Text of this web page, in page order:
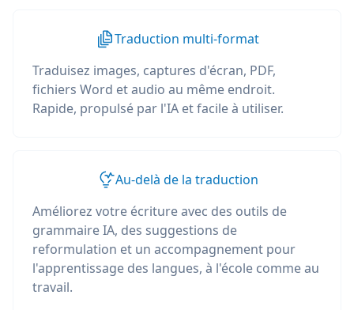
Traduction multi-format
Traduisez images, captures d'écran, PDF,
fichiers Word et audio au même endroit.
Rapide, propulsé par l'IA et facile à utiliser.
Au-delà de la traduction
Améliorez votre écriture avec des outils de
grammaire IA, des suggestions de
reformulation et un accompagnement pour
l'apprentissage des langues, à l'école comme au
travail.